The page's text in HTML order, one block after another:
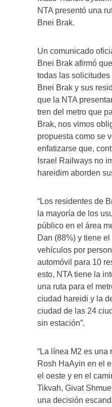
NTA presentó una
Bnei Brak.
Un comunicado
Bnei Brak afirmó
todas las
Bnei Brak y sus
que la NTA
tren del metro que
Brak, nos vimos
propuesta como se
enfatizarse que,
Israel Railways no
hareidim aborden
“Los residentes de
la mayoría de los
público en el área
Dan (88%) y tiene
vehículos por
automóvil para 10
esto, NTA tiene la
una ruta para el
ciudad hareidi y la
ciudad de las 24
sin estación”.
“La línea M2 es una
Rosh HaAyin en el
el oeste y en el
Tikvah, Givat
una decisión